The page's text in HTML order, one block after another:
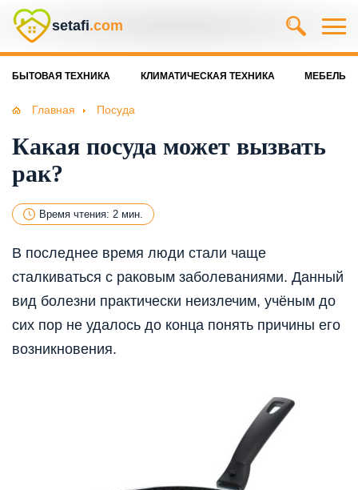
setafi.com
БЫТОВАЯ ТЕХНИКА КЛИМАТИЧЕСКАЯ ТЕХНИКА МЕБЕЛЬ
Главная Посуда
Какая посуда может вызвать
рак?
Время чтения: 2 мин.
В последнее время люди стали чаще
сталкиваться с раковым заболеваниями. Данный
вид болезни практически неизлечим, учёным до
сих пор не удалось до конца понять причины его
возникновения.